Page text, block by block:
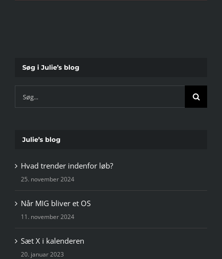
Søg i Julie’s blog
Søg
efter:
Julie’s blog
Hvad trender indenfor løb?
25. november 2024
Når MIG bliver et OS
11. november 2024
Sæt X i kalenderen
20. januar 2023